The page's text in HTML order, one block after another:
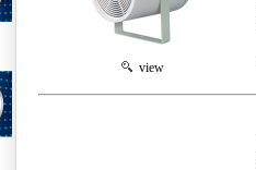
view